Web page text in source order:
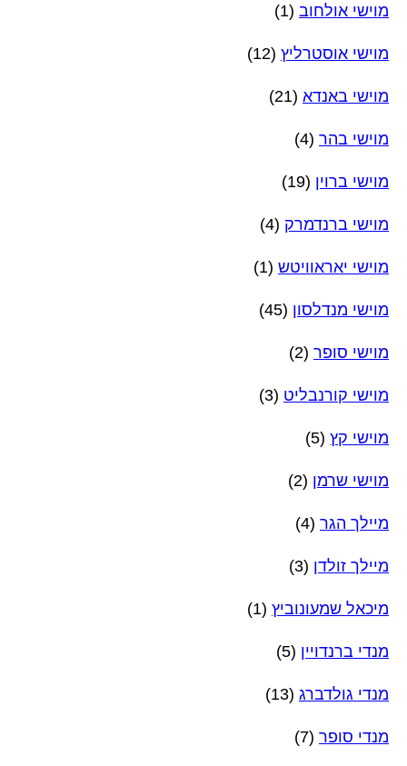
מוישי אולחוב (1)
מוישי אוסטרליץ (12)
מוישי באנדא (21)
מוישי בהר (4)
מוישי ברוין (19)
מוישי ברנדמרק (4)
מוישי יאראוויטש (1)
מוישי מנדלסון (45)
מוישי סופר (2)
מוישי קורנבליט (3)
מוישי קץ (5)
מוישי שרמן (2)
מיילך הגר (4)
מיילך זולדן (3)
מיכאל שמעונוביץ (1)
מנדי ברנדויין (5)
מנדי גולדברג (13)
מנדי סופר (7)